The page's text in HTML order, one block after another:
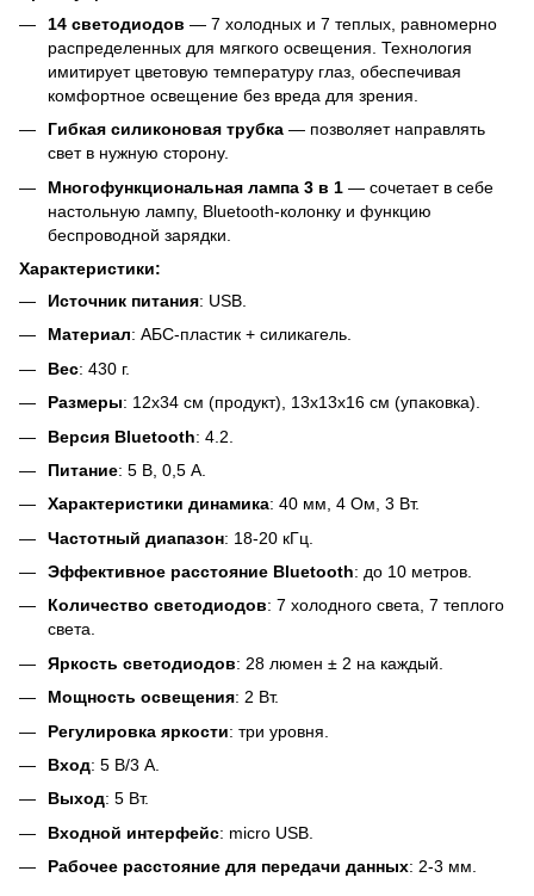
14 светодиодов — 7 холодных и 7 теплых, равномерно
распределенных для мягкого освещения. Технология
имитирует цветовую температуру глаз, обеспечивая
комфортное освещение без вреда для зрения.
Гибкая силиконовая трубка — позволяет направлять
свет в нужную сторону.
Многофункциональная лампа 3 в 1 — сочетает в себе
настольную лампу, Bluetooth-колонку и функцию
беспроводной зарядки.
Характеристики:
Источник питания: USB.
Материал: АБС-пластик + силикагель.
Вес: 430 г.
Размеры: 12x34 см (продукт), 13x13x16 см (упаковка).
Версия Bluetooth: 4.2.
Питание: 5 В, 0,5 А.
Характеристики динамика: 40 мм, 4 Ом, 3 Вт.
Частотный диапазон: 18-20 кГц.
Эффективное расстояние Bluetooth: до 10 метров.
Количество светодиодов: 7 холодного света, 7 теплого
света.
Яркость светодиодов: 28 люмен ± 2 на каждый.
Мощность освещения: 2 Вт.
Регулировка яркости: три уровня.
Вход: 5 В/3 А.
Выход: 5 Вт.
Входной интерфейс: micro USB.
Рабочее расстояние для передачи данных: 2-3 мм.